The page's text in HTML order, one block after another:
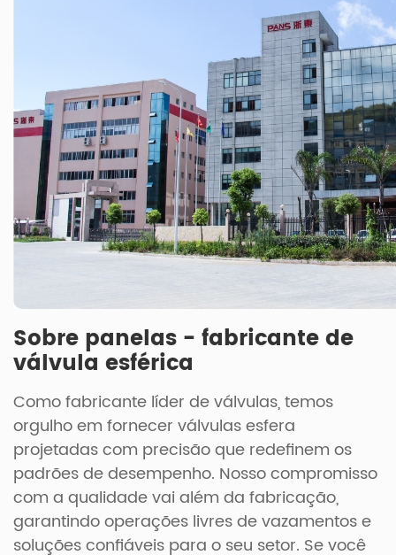
Sobre panelas - fabricante de
válvula esférica
Como fabricante líder de válvulas, temos
orgulho em fornecer válvulas esfera
projetadas com precisão que redefinem os
padrões de desempenho. Nosso compromisso
com a qualidade vai além da fabricação,
garantindo operações livres de vazamentos e
soluções confiáveis para o seu setor. Se você